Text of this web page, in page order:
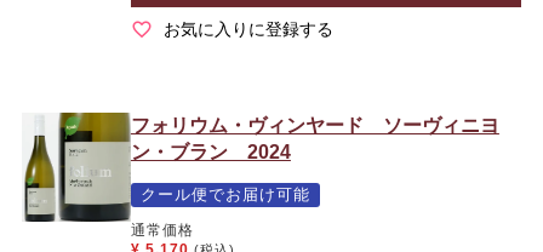
お気に入りに登録する
フォリウム・ヴィンヤード ソーヴィニヨ
ン・ブラン 2024
クール便でお届け可能
通常価格